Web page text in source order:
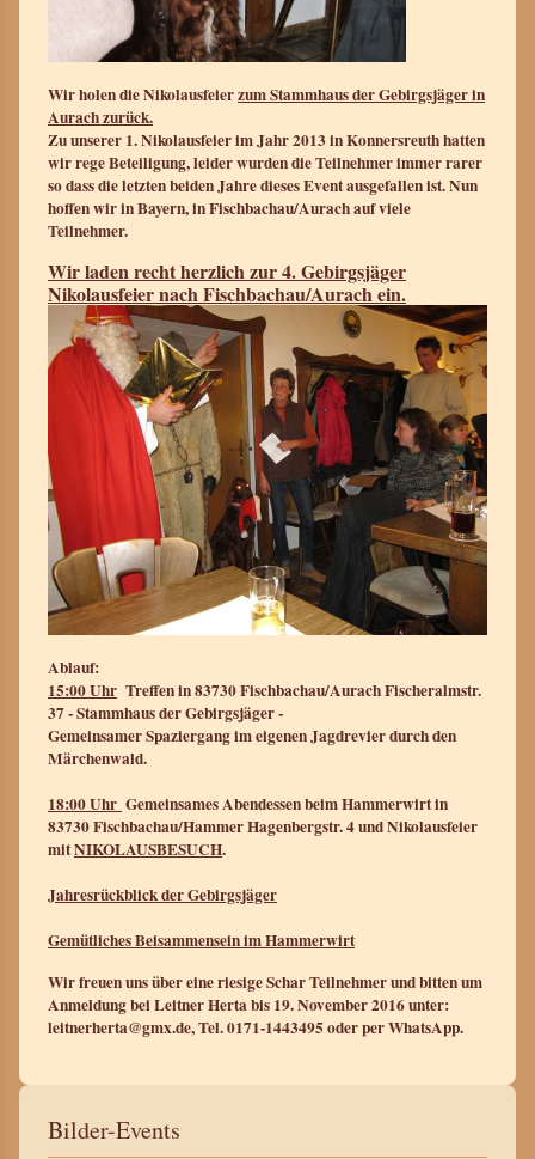
Wir holen die Nikolausfeierzum Stammhaus der Gebirgsjäger in
Aurach zurück.
Zu unserer 1. Nikolausfeier im Jahr 2013 in Konnersreuth hatten
wir rege Beteiligung, leider wurden die Teilnehmer immer rarer
so dass die letzten beiden Jahre dieses Event ausgefallen ist. Nun
hoffen wir in Bayern, in Fischbachau/Aurach auf viele
Teilnehmer.
Wir laden recht herzlich zur 4. Gebirgsjäger
Nikolausfeier nach Fischbachau/Aurach ein.
Ablauf:
15:00 Uhr Treffen in 83730 Fischbachau/Aurach Fischeralmstr.
37 - Stammhaus der Gebirgsjäger -
Gemeinsamer Spaziergang im eigenen Jagdrevier durch den
Märchenwald.
18:00 Uhr Gemeinsames Abendessen beim Hammerwirt in
83730 Fischbachau/Hammer Hagenbergstr. 4 und Nikolausfeier
mitNIKOLAUSBESUCH.
Jahresrückblick der Gebirgsjäger
Gemütliches Beisammensein im Hammerwirt
Wir freuen uns über eine riesige Schar Teilnehmer und bitten um
Anmeldung bei Leitner Herta bis 19. November 2016 unter:
leitnerherta@gmx.de, Tel. 0171-1443495 oder per WhatsApp.
Bilder-Events